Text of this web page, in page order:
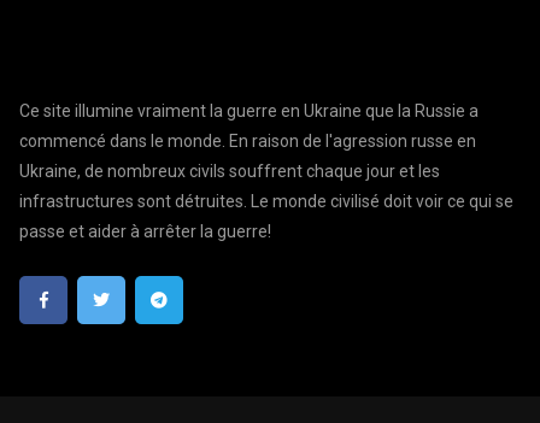
Ce site illumine vraiment la guerre en Ukraine que la Russie a
commencé dans le monde. En raison de l'agression russe en
Ukraine, de nombreux civils souffrent chaque jour et les
infrastructures sont détruites. Le monde civilisé doit voir ce qui se
passe et aider à arrêter la guerre!